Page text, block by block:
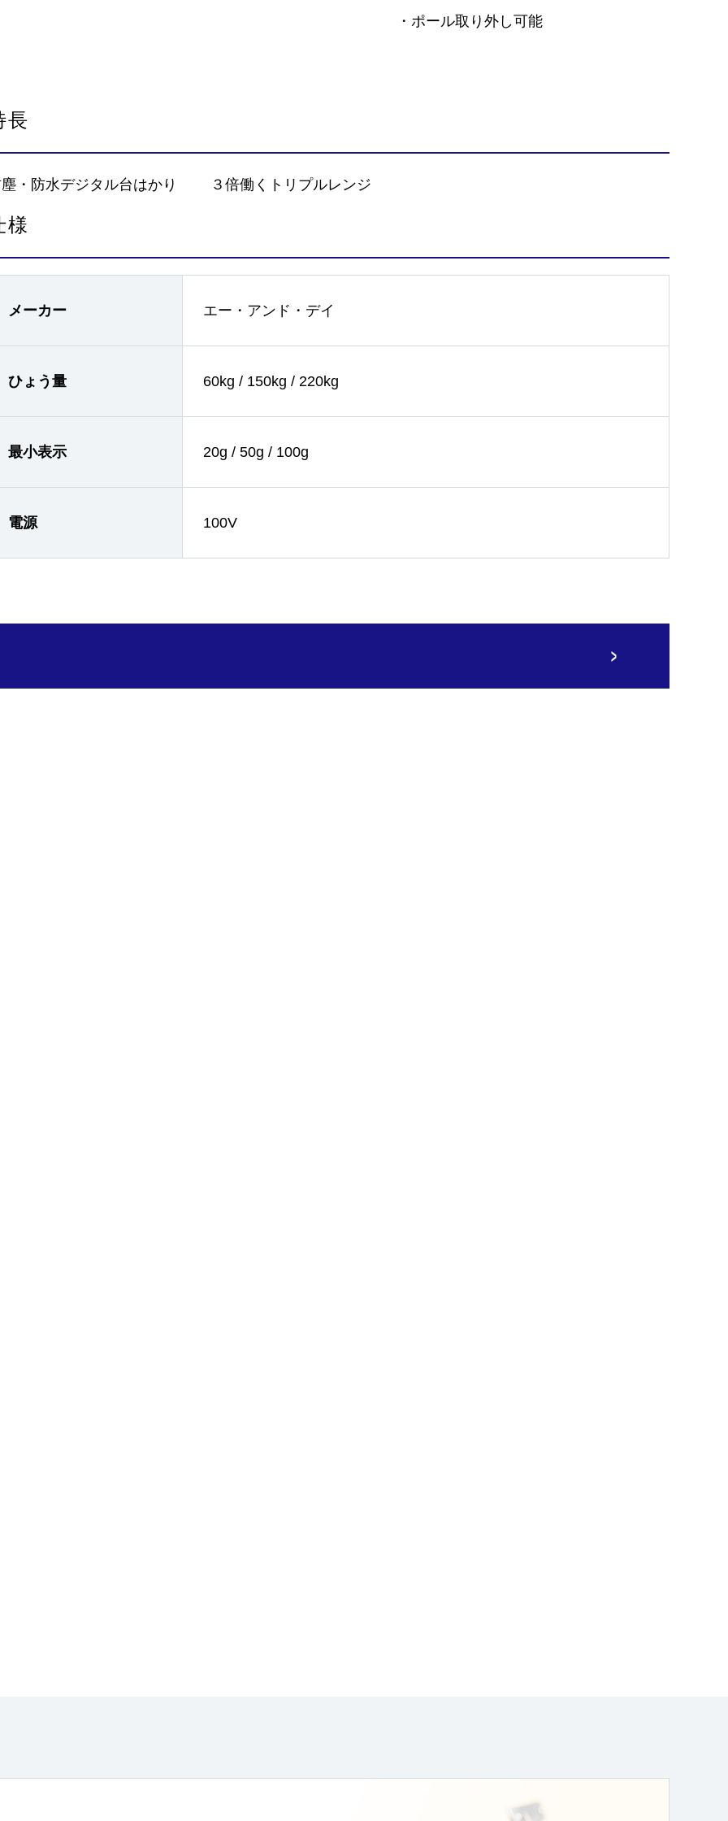
・ポール取り外し可能
長
・防水デジタル台はかり ３倍働くトリプルレンジ
様
メーカー エー・アンド・デイ
ひょう量 60kg / 150kg / 220kg
最小表示 20g / 50g / 100g
電源 100V